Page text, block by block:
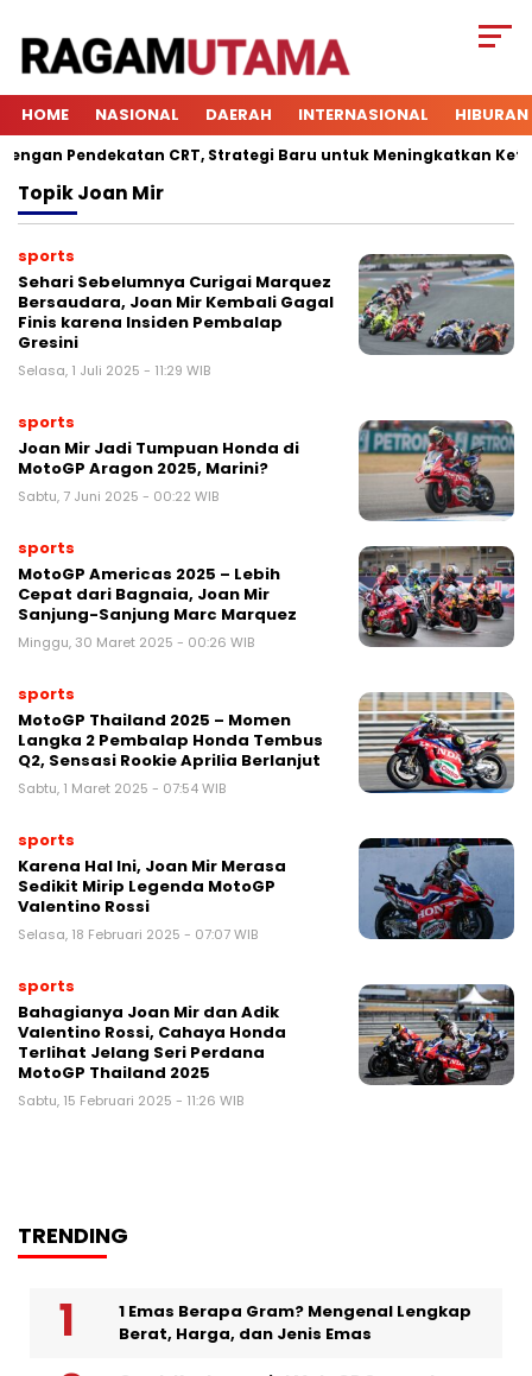
HOME NASIONAL DAERAH INTERNASIONAL HIBURAN
Pendekatan CRT, Strategi Baru untuk Meningkatkan
TopikJoan Mir
sports
Sehari Sebelumnya Curigai Marquez
Bersaudara, Joan Mir Kembali Gagal
Finis karena Insiden Pembalap
Gresini
Selasa, 1 Juli 2025 - 11:29 WIB
sports
Joan Mir Jadi Tumpuan Honda di
MotoGP Aragon 2025, Marini?
Sabtu, 7 Juni 2025 - 00:22 WIB
sports
MotoGP Americas 2025 – Lebih
Cepat dari Bagnaia, Joan Mir
Sanjung-Sanjung Marc Marquez
Minggu, 30 Maret 2025 - 00:26 WIB
sports
MotoGP Thailand 2025 – Momen
Langka 2 Pembalap Honda Tembus
Q2, Sensasi Rookie Aprilia Berlanjut
Sabtu, 1 Maret 2025 - 07:54 WIB
sports
Karena Hal Ini, Joan Mir Merasa
Sedikit Mirip Legenda MotoGP
Valentino Rossi
Selasa, 18 Februari 2025 - 07:07 WIB
sports
Bahagianya Joan Mir dan Adik
Valentino Rossi, Cahaya Honda
Terlihat Jelang Seri Perdana
MotoGP Thailand 2025
Sabtu, 15 Februari 2025 - 11:26 WIB
TRENDING
1 Emas Berapa Gram? Mengenal Lengkap
Berat, Harga, dan Jenis Emas